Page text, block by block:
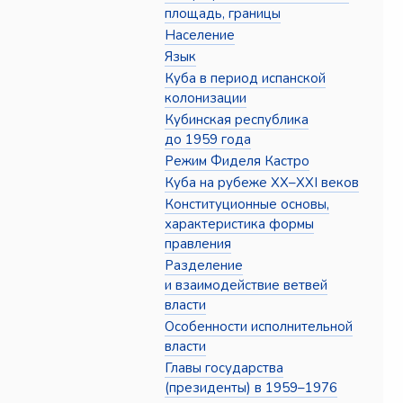
площадь, границы
Население
Язык
Куба в период испанской
колонизации
Кубинская республика
до 1959 года
Режим Фиделя Кастро
Куба на рубеже XX–XXI веков
Конституционные основы,
характеристика формы
правления
Разделение
и взаимодействие ветвей
власти
Особенности исполнительной
власти
Главы государства
(президенты) в 1959–1976